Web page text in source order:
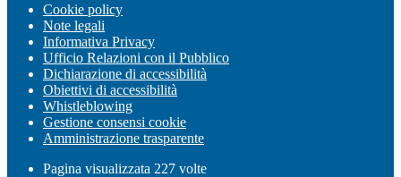
Cookie policy
Note legali
Informativa Privacy
Ufficio Relazioni con il Pubblico
Dichiarazione di accessibilità
Obiettivi di accessibilità
Whistleblowing
Gestione consensi cookie
Amministrazione trasparente
Pagina visualizzata 227 volte